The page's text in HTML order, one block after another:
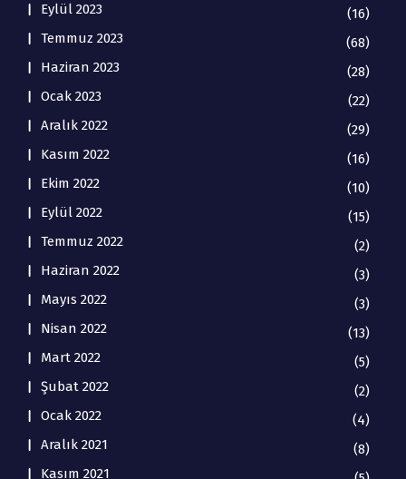
Eylül 2023
(16)
Temmuz 2023
(68)
Haziran 2023
(28)
Ocak 2023
(22)
Aralık 2022
(29)
Kasım 2022
(16)
Ekim 2022
(10)
Eylül 2022
(15)
Temmuz 2022
(2)
Haziran 2022
(3)
Mayıs 2022
(3)
Nisan 2022
(13)
Mart 2022
(5)
Şubat 2022
(2)
Ocak 2022
(4)
Aralık 2021
(8)
Kasım 2021